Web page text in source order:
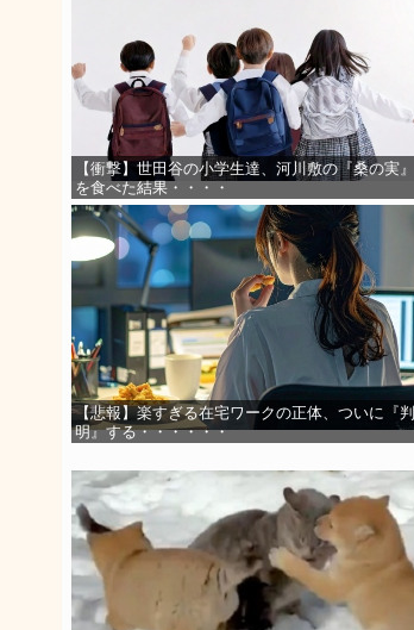
【衝撃】世田谷の小学生達、河川敷の『桑の実』
を食べた結果・・・・
【悲報】楽すぎる在宅ワークの正体、ついに『判
明』する・・・・・・